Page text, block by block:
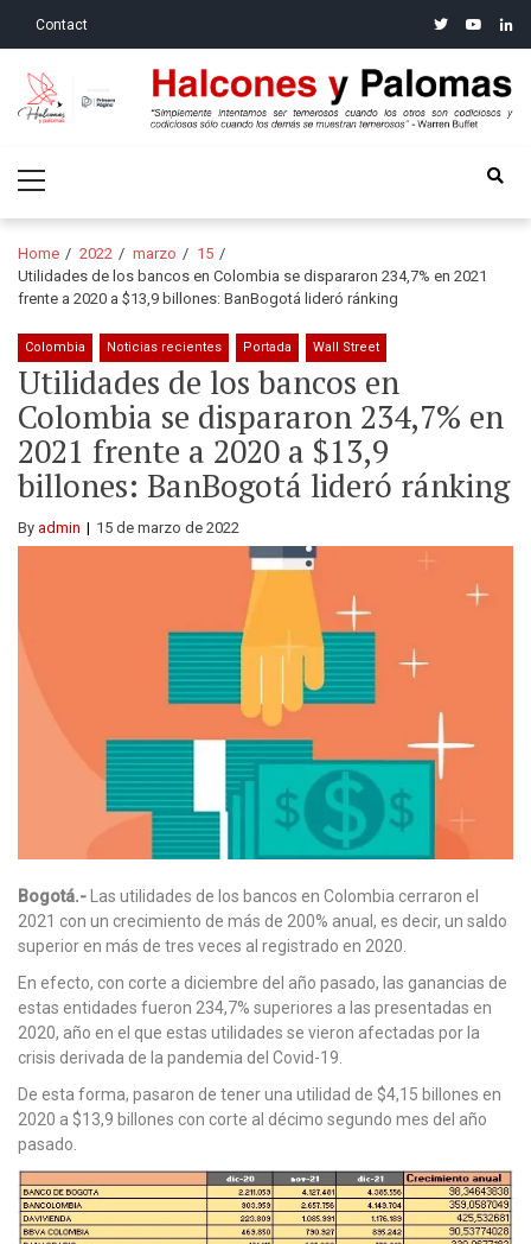
Contact twitteryoutube
Halcones y Palomas
Menu
Home 2022 marzo
15
Utilidades de los bancos en Colombia se dispararon 234,7% en 2021
frente a 2020 a $13,9 billones: BanBogotá lideró ránking
Colombia Noticias recientes Portada Wall Street
Utilidades de los bancos en
Colombia se dispararon 234,7% en
2021 frente a 2020 a $13,9
billones: BanBogotá lideró ránking
By admin 15 de marzo de 2022
Bogotá.- Las utilidades de los bancos en Colombia cerraron el
2021 con un crecimiento de más de 200% anual, es decir, un saldo
superior en más de tres veces al registrado en 2020.
En efecto, con corte a diciembre del año pasado, las ganancias de
estas entidades fueron 234,7% superiores a las presentadas en
2020, año en el que estas utilidades se vieron afectadas por la
crisis derivada de la pandemia del Covid-19.
De esta forma, pasaron de tener una utilidad de $4,15 billones en
2020 a $13,9 billones con corte al décimo segundo mes del año
pasado.